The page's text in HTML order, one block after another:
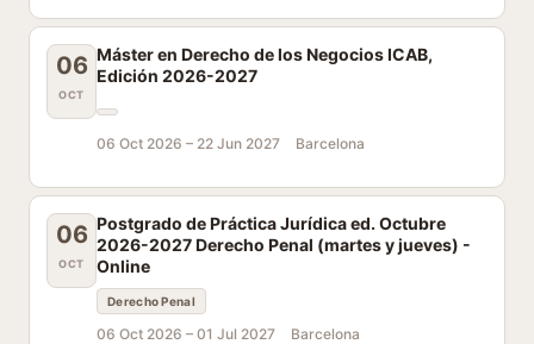
06
OCT
Máster en Derecho de los Negocios ICAB,
Edición 2026-2027
06 Oct 2026 – 22 Jun 2027 Barcelona
06
OCT
Postgrado de Práctica Jurídica ed. Octubre
2026-2027 Derecho Penal (martes y jueves) -
Online
Derecho Penal
06 Oct 2026 – 01 Jul 2027 Barcelona